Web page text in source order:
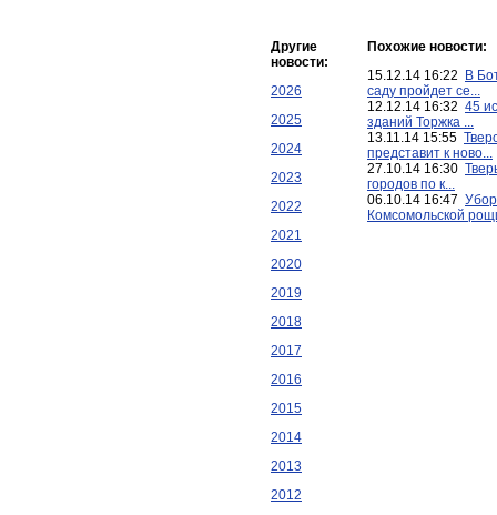
Другие
новости:
2026
2025
2024
2023
2022
2021
2020
2019
2018
2017
2016
2015
2014
2013
2012
Похожие новости:
15.12.14 16:22
В
саду пройдет се...
12.12.14 16:32 45
зданий Торжка ...
13.11.14 15:55
представит к ново...
27.10.14 16:30
городов по к...
06.10.14 16:47
Комсомольской